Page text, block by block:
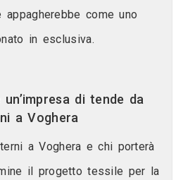
come uno
in esclusiva.
di tende da
a Voghera
a Voghera e chi porterà
il progetto tessile per la